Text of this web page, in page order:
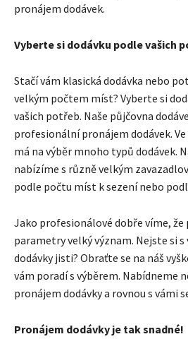
pronájem dodávek.
Vyberte si dodávku podle vašich
Stačí vám klasická dodávka nebo
velkým počtem míst? Vyberte si
vašich potřeb. Naše půjčovna
profesionální pronájem dodávek. Ve
má na výběr mnoho typů dodávek.
nabízíme s různě velkým
podle počtu míst k sezení nebo
Jako profesionálové dobře víme, že
parametry velký význam. Nejste si s
dodávky jisti? Obraťte se na náš
vám poradí s výběrem. Nabídneme
pronájem dodávky a rovnou s vámi
Pronájem dodávky je tak snadné!